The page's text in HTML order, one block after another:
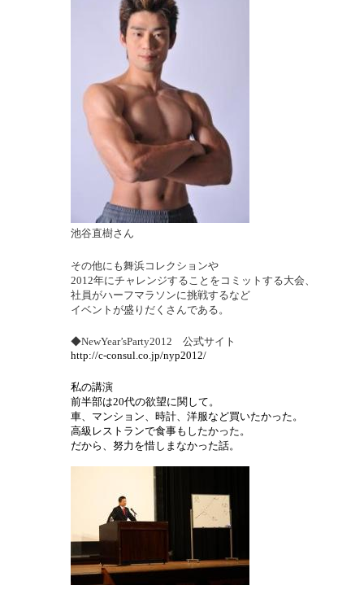
池谷直樹さん
その他にも舞浜コレクションや
2012年にチャレンジすることをコミットする大会、
社員がハーフマラソンに挑戦するなど
イベントが盛りだくさんである。
◆NewYear’sParty2012 公式サイト
http://c-consul.co.jp/nyp2012/
私の講演
前半部は20代の欲望に関して。
車、マンション、時計、洋服など買いたかった。
高級レストランで食事もしたかった。
だから、努力を惜しまなかった話。